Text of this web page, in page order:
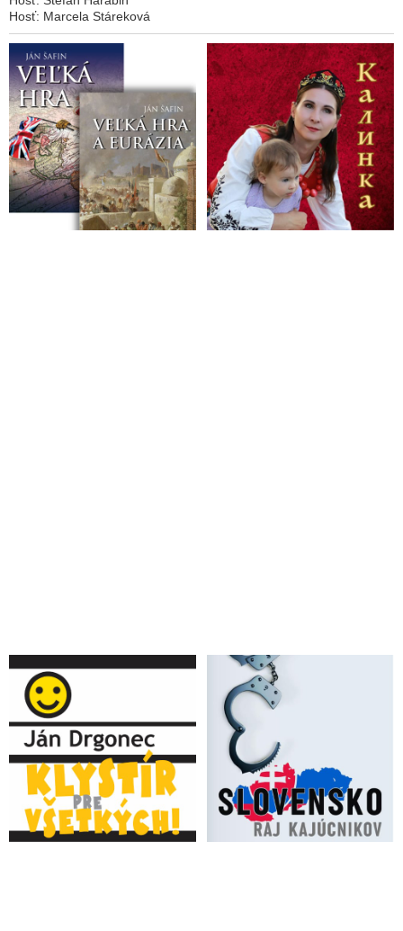
Hosť: Marcela Stáreková